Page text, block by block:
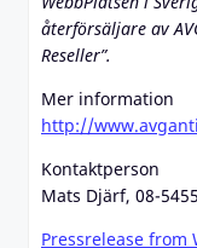
återförsäljare av
Reseller”.
Mer information
http://
Kontaktperson
Mats Djärf, 08-
Pressrelease from